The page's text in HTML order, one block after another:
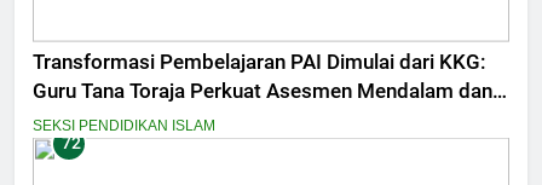
Transformasi Pembelajaran PAI Dimulai dari KKG:
Guru Tana Toraja Perkuat Asesmen Mendalam dan
Inovasi Digital
SEKSI PENDIDIKAN ISLAM
72